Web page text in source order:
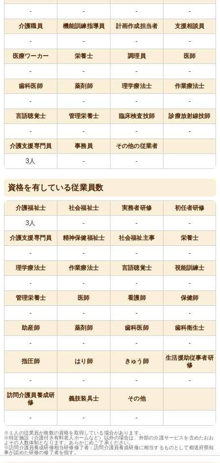
- - - -
介護職員 機能訓練指導員 計画作成担当者 支援相談員
- - - -
医療ワーカー 栄養士 調理員 医師
- - - -
歯科医師 薬剤師 理学療法士 作業療法士
- - - -
言語聴覚士 管理栄養士 臨床検査技師 診療放射線技師
- - - -
介護支援専門員 事務員 その他の従業者
3人 - -
資格を有している従業員数
介護福祉士 社会福祉士 実務者研修 初任者研修
3人 - - -
介護支援専門員 精神保健福祉士 社会福祉主事 栄養士
- - - -
理学療法士 作業療法士 言語聴覚士 視能訓練士
- - - -
管理栄養士 医師 看護師 保健師
- - - -
助産師 薬剤師 歯科医師 歯科衛生士
- - - -
指圧師 はり師 きゅう師
生活援助従事者研
修
- - - -
訪問介護員養成研
修
義肢装具士 その他
- - -
※１人の従業員が複数の資格を取得している場合があります。
※特定施設（介護付き有料老人ホームなど）以外の場合は、外部の介護サービスを含めたおお
よその人数体制となります。あらかじめご了承ください。
※訪問介護員養成研修相当研修修了者：訪問介護員養成研修に相当するものとして都道府県知
事が認めた研修の修了者を指す。